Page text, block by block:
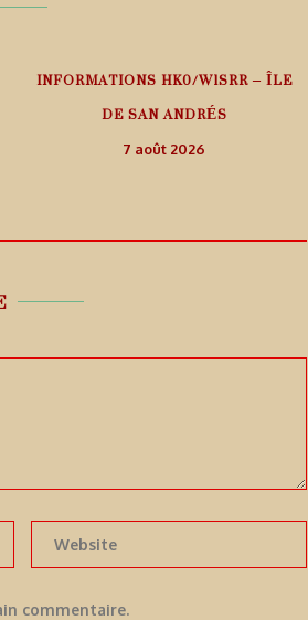
INFORMATIONS HK0/W1SRR – ÎLE
DE SAN ANDRÉS
7 août 2026
commentaire.